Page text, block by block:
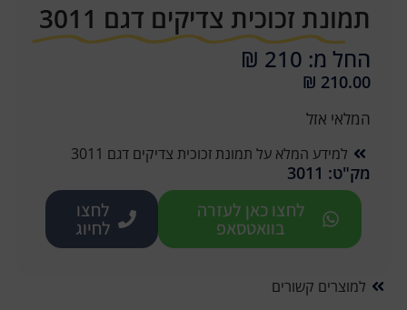
תמונת זכוכית צדיקים דגם 3011
החל מ: 210 ₪
₪ 210.00
המלאי אזל
למידע המלא על תמונת זכוכית צדיקים דגם 3011
מק"ט: 3011
לחצו כאן לעזרה
בוואטסאפ
לחצו
לחיוג
למוצרים קשורים